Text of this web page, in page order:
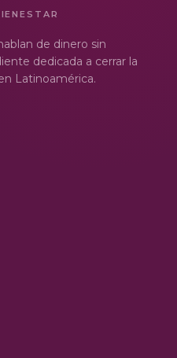
de dinero sin
dedicada a cerrar la
Latinoamérica.